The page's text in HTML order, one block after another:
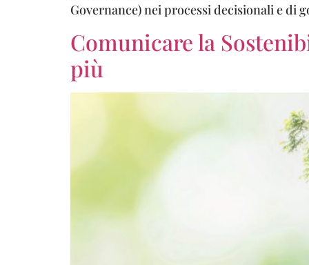
Governance) nei processi decisionali e di
Comunicare la
più